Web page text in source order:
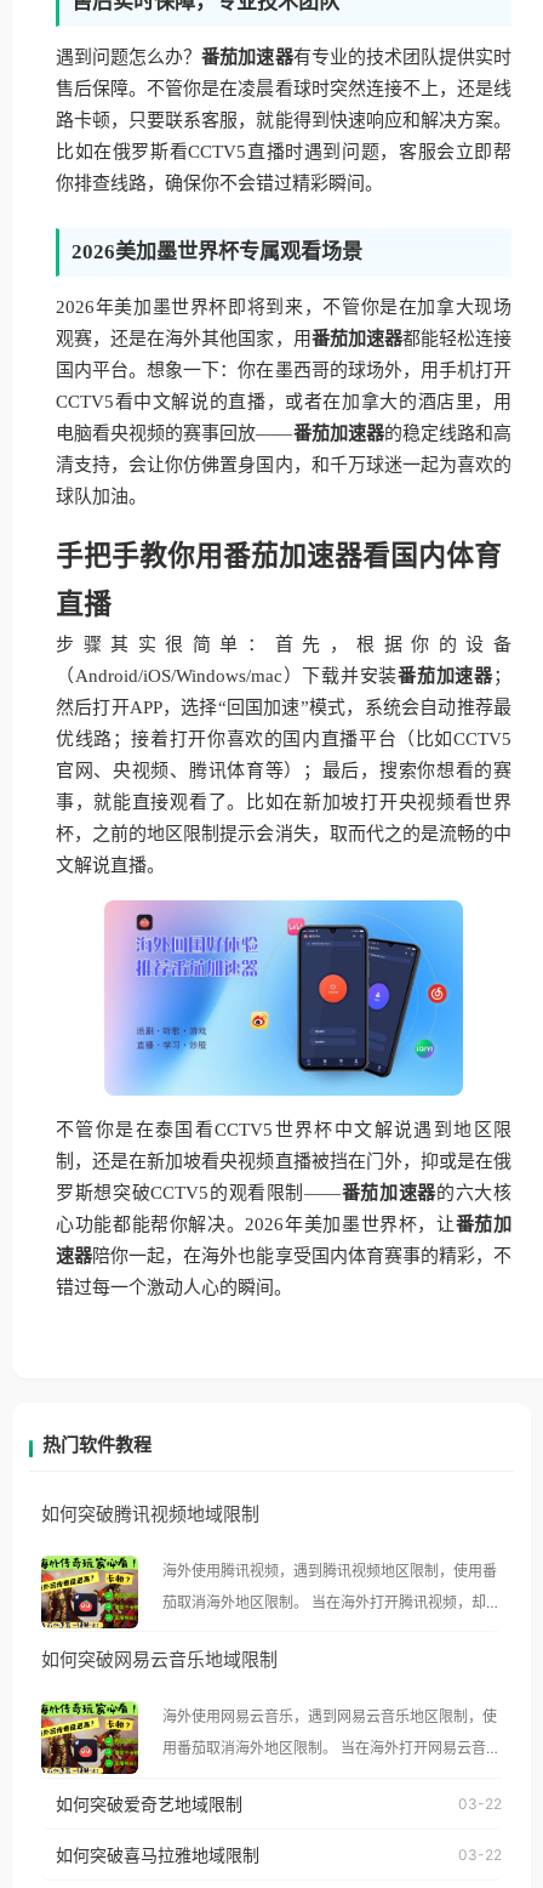
遇到问题怎么办？番茄加速器有专业的技术团队提供实时
售后保障。不管你是在凌晨看球时突然连接不上，还是线
路卡顿，只要联系客服，就能得到快速响应和解决方案。
比如在俄罗斯看CCTV5直播时遇到问题，客服会立即帮
你排查线路，确保你不会错过精彩瞬间。
2026美加墨世界杯专属观看场景
2026年美加墨世界杯即将到来，不管你是在加拿大现场
观赛，还是在海外其他国家，用番茄加速器都能轻松连接
国内平台。想象一下：你在墨西哥的球场外，用手机打开
CCTV5看中文解说的直播，或者在加拿大的酒店里，用
电脑看央视频的赛事回放——番茄加速器的稳定线路和高
清支持，会让你仿佛置身国内，和千万球迷一起为喜欢的
球队加油。
手把手教你用番茄加速器看国内体育
直播
步骤其实很简单：首先，根据你的设备
（Android/iOS/Windows/mac）下载并安装番茄加速器；
然后打开APP，选择“回国加速”模式，系统会自动推荐最
优线路；接着打开你喜欢的国内直播平台（比如CCTV5
官网、央视频、腾讯体育等）；最后，搜索你想看的赛
事，就能直接观看了。比如在新加坡打开央视频看世界
杯，之前的地区限制提示会消失，取而代之的是流畅的中
文解说直播。
不管你是在泰国看CCTV5世界杯中文解说遇到地区限
制，还是在新加坡看央视频直播被挡在门外，抑或是在俄
罗斯想突破CCTV5的观看限制——番茄加速器的六大核
心功能都能帮你解决。2026年美加墨世界杯，让番茄加
速器陪你一起，在海外也能享受国内体育赛事的精彩，不
错过每一个激动人心的瞬间。
热门软件教程
如何突破腾讯视频地域限制
海外使用腾讯视频，遇到腾讯视频地区限制，使用番
茄取消海外地区限制。 当在海外打开腾讯视频，却突
示语。 海外用户如香港、澳门、台湾、美国、加拿
像其他音乐平台一样，出现地区及版权限制问题，且
仅能在中国大陆地区播放。 遇到这个问题的朋友们，
使用番茄回国加速器，即可解决「海外用户收听腾讯
台湾、美国、加拿大、澳大利亚、欧洲等国家和地区
如何突破网易云音乐地域限制
海外使用网易云音乐，遇到网易云音乐地区限制，使
用番茄取消海外地区限制。 当在海外打开网易云音
播放”的提示语。 海外用户如香港、澳门、台湾、美
国、加拿大、澳大利亚、欧洲等国家和地区时，网易
如何突破爱奇艺地域限制 03-22
如何突破喜马拉雅地域限制 03-22